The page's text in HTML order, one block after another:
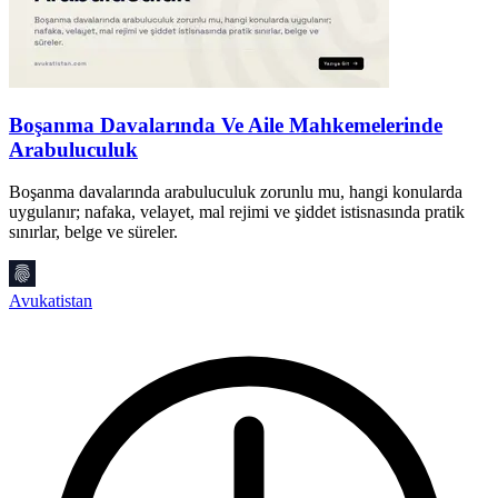
Boşanma Davalarında Ve Aile Mahkemelerinde
Arabuluculuk
Boşanma davalarında arabuluculuk zorunlu mu, hangi konularda
uygulanır; nafaka, velayet, mal rejimi ve şiddet istisnasında pratik
sınırlar, belge ve süreler.
Avukatistan